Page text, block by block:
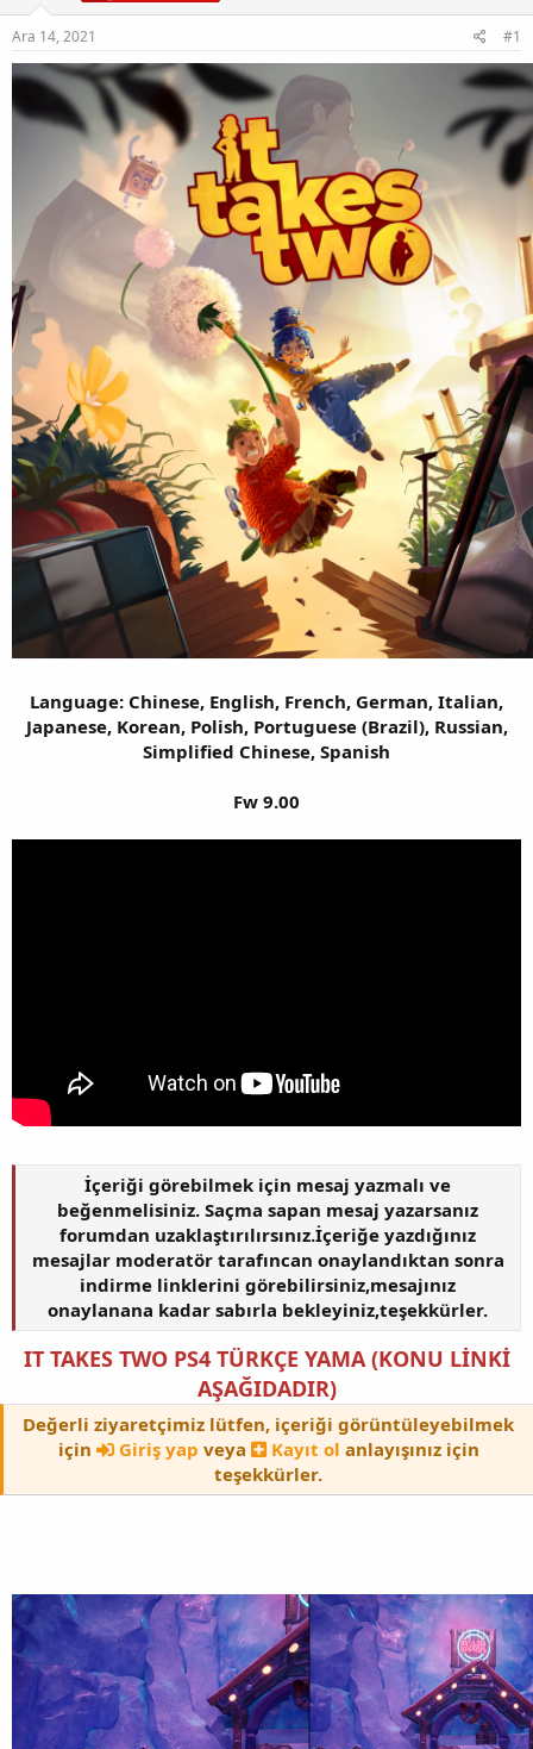
Ara 14, 2021 #1
Language: Chinese, English, French, German, Italian,
Japanese, Korean, Polish, Portuguese (Brazil), Russian,
Simplified Chinese, Spanish
Fw 9.00
İçeriği görebilmek için mesaj yazmalı ve
beğenmelisiniz. Saçma sapan mesaj yazarsanız
forumdan uzaklaştırılırsınız.İçeriğe yazdığınız
mesajlar moderatör tarafıncan onaylandıktan sonra
indirme linklerini görebilirsiniz,mesajınız
onaylanana kadar sabırla bekleyiniz,teşekkürler.
IT TAKES TWO PS4 TÜRKÇE YAMA (KONU LİNKİ
AŞAĞIDADIR)
Değerli ziyaretçimiz lütfen, içeriği görüntüleyebilmek
için
Giriş yap veya Kayıt ol anlayışınız için
teşekkürler.